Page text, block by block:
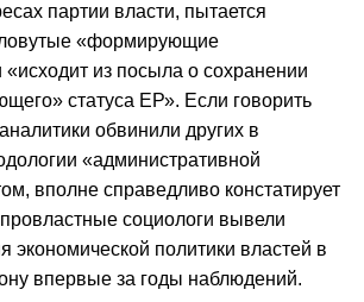
партии власти, пытается
«формирующие
из посыла о сохранении
статуса ЕР». Если говорить
обвинили других в
«административной
вполне справедливо констатирует
социологи вывели
экономической политики властей в
впервые за годы наблюдений.